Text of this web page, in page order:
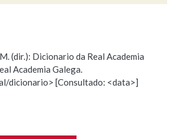
OPCIÓN:
Hai un erro na palabra
a definición
(dir.): Dicionario da Real Academia
Academia Galega.
dicionario> [Consultado: <data>]